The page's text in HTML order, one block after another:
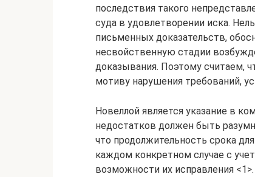
последствия такого
суда в удовлетворении иска.
письменных доказательств,
несвойственную стадии
доказывания. Поэтому считаем,
мотиву нарушения требований,
Новеллой является указание в
недостатков должен быть
что продолжительность срока
каждом конкретном случае с
возможности их исправления